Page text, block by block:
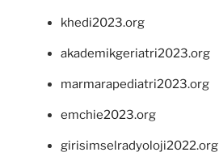
khedi2023.org
akademikgeriatri2023.org
marmarapediatri2023.org
emchie2023.org
girisimselradyoloji2022.org